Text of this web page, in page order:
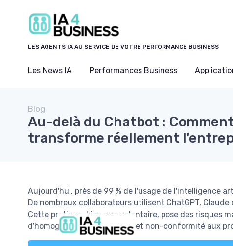
LES AGENTS IA AU SERVICE DE VOTRE PERFORMANCE BUSINESS
Les News IA Performances Business
Blog
Au-delà du Chatbot :
transforme réellement
Aujourd'hui, près de 99 % de l'usage de l'intelligence
De nombreux collaborateurs utilisent ChatGPT,
Cette pratique, bien que volontaire, pose des risques
d'homogénéité des résultats et non-conformité aux